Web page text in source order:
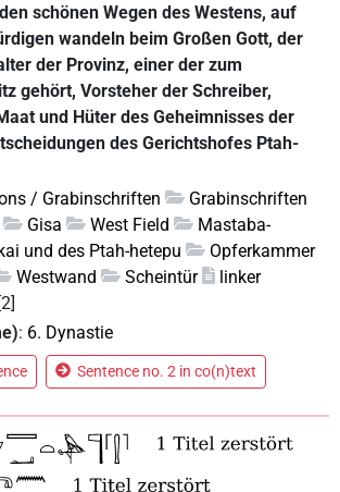
schönen Wegen des Westens, auf
wandeln beim Großen Gott, der
der Provinz, einer der zum
gehört, Vorsteher der Schreiber,
und Hüter des Geheimnisses der
des Gerichtshofes Ptah-
/ Grabinschriften
Grabinschriften
Gisa West Field
Mastaba-
und des Ptah-hetepu
Opferkammer
Westwand Scheintür
linker
[2]
: 6. Dynastie
Sentence no. 2 in co(n)text